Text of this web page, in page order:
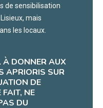
de sensibilisation
mais
les locaux.
À DONNER AUX
APRIORIS SUR
DE
NE
DU